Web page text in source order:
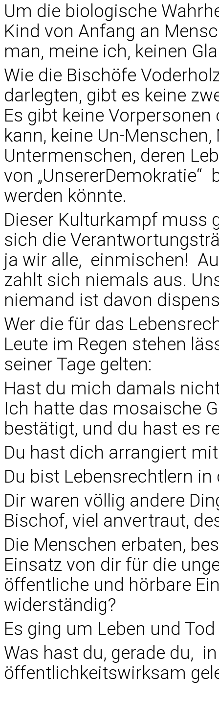
Um die biologische
Kind von Anfang an
man, meine ich, keinen
Wie die Bischöfe
darlegten, gibt es keine
Es gibt keine
kann, keine Un-
Untermenschen, deren
von
werden könnte.
Dieser Kulturkampf muss
sich die
ja wir alle, einmischen!
zahlt sich niemals aus.
niemand ist davon
Wer die für das
Leute im Regen stehen
seiner Tage gelten:
Hast du mich damals
Ich hatte das mosaische
bestätigt, und du hast es
Du hast dich arrangiert
Du bist Lebensrechtlern in
Dir waren völlig andere
Bischof, viel anvertraut,
Die Menschen erbaten,
Einsatz von dir für die
öffentliche und hörbare
widerständig?
Es ging um Leben und
Was hast du, gerade du,
öffentlichkeitswirksam